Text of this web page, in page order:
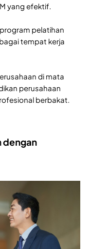
yang efektif.
pelatihan
tempat kerja
di mata
perusahaan
berbakat.
dengan